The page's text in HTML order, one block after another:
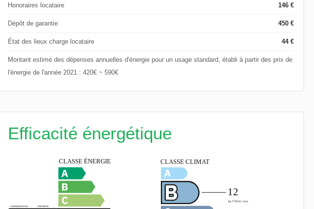
Honoraires locataire 146 €
Dépôt de garantie 450 €
État des lieux charge locataire 44 €
Montant estimé des dépenses annuelles d'énergie pour un usage standard, établi à partir des prix de
l'énergie de l'année 2021 : 420€ ~ 590€
Efficacité énergétique